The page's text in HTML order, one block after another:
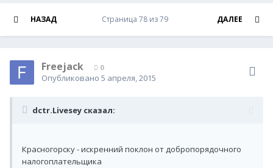
НАЗАД ДАЛЕЕ
Страница 78 из 79
Freejack 0
Опубликовано 5 апреля, 2015
dctr.Livesey сказал:
Красногорску - искренний поклон от добропорядочного
налогоплательщика